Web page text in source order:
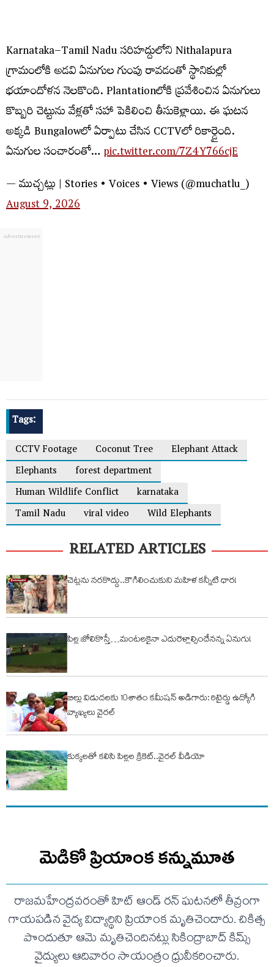
Karnataka–Tamil Nadu సరిహద్దులోని Nithalapura
గ్రామంలోకి అడవి ఏనుగుల గుంపు రావడంతో స్థానికుల్లో
భయాందోళన నెలకొంది. Plantationలోకి ప్రవేశించిన ఏనుగులు
కొబ్బరి చెట్టును వేళ్లతో సహా పెకిలించి తీసుకెళ్లాయి. ఈ ఘటన
అక్కడి Bungalowలో ఏర్పాటు చేసిన CCTVలో రికార్డైంది.
ఏనుగుల సంచారంతో…pic.twitter.com/7Z4Y766cjE
— ముచ్చట్లు | Stories • Voices • Views (@muchatlu_)
August 9, 2026
Tags:
CCTV Footage
Coconut Tree
Elephant Attack
Elephants
forest department
Human Wildlife Conflict
karnataka
Tamil Nadu
viral video Wild Elephants
RELATED ARTICLES
చెట్లను నరకొద్దు..కౌగిలించుకుని మహిళ కన్నీటి ధార!
పిల్ల జోలికొస్తే…మంటలకైనా ఎదురెళ్లాల్సిందేనన్న ఏనుగు!
బిల్లు విడుదలకు 10శాతం కమీషన్ అడిగారు: రిటైర్డు ఉద్యోగి
వ్యాఖ్యలు వైరల్
కుక్కలతో కలిసి పిల్లల క్రికెట్..వైరల్ వీడియో
మెడికో ప్రియాంక కన్నుమూత
రాజమహేంద్రవరంతో హిట్ ఆండ్ రన్ ఘటనలో తీవ్రంగా
గాయపడిన వైద్య విద్యార్థిని ప్రియాంక మృతిచెందారు. చికిత్స
పొందుతూ ఆమె మృతిచెందినట్లు సికింద్రాబాద్‌ కిమ్స్‌
వైద్యులు ఆదివారం సాయంత్రం ధ్రువీకరించారు.